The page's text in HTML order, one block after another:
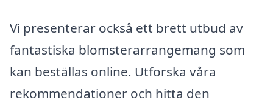
Vi presenterar också ett brett utbud av
fantastiska blomsterarrangemang som
kan beställas online. Utforska våra
rekommendationer och hitta den